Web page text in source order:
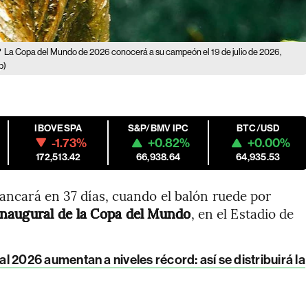
La Copa del Mundo de 2026 conocerá a su campeón el 19 de julio de 2026,
IBOVESPA
-1.73%
172,513.42
S&P/BMV IPC
+0.82%
66,938.64
BTC/USD
+0.00%
64,935.53
en 37 días, cuando el balón ruede por
de la Copa del Mundo, en el Estadio de
2026 aumentan a niveles récord: así se distribuirá la